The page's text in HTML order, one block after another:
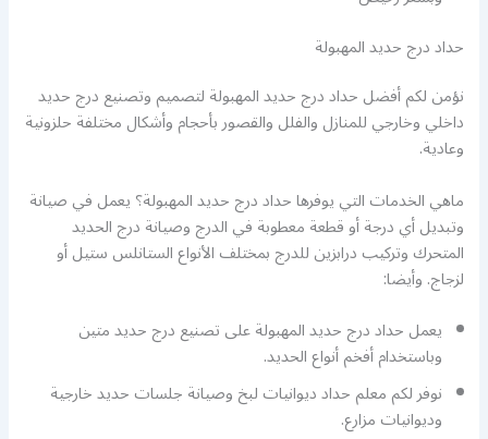
حداد درج حديد المهبولة
نؤمن لكم أفضل حداد درج حديد المهبولة لتصميم وتصنيع درج حديد
داخلي وخارجي للمنازل والفلل والقصور بأحجام وأشكال مختلفة حلزونية
وعادية.
ماهي الخدمات التي يوفرها حداد درج حديد المهبولة؟ يعمل في صيانة
وتبديل أي درجة أو قطعة معطوبة في الدرج وصيانة درج الحديد
المتحرك وتركيب درابزين للدرج بمختلف الأنواع الستانلس ستيل أو
لزجاج. وأيضا:
يعمل حداد درج حديد المهبولة على تصنيع درج حديد متين
وباستخدام أفخم أنواع الحديد.
نوفر لكم معلم حداد ديوانيات لبخ وصيانة جلسات حديد خارجية
وديوانيات مزارع.